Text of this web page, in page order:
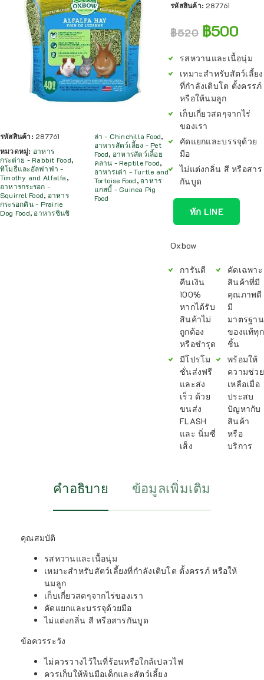
รหัสสินค้า: 287761
หมวดหมู่: อาหาร
กระต่าย - Rabbit Food,
ทิโมธีและอัลฟาฟ่า -
Timothy and Alfalfa,
อาหารกระรอก -
Squirrel Food, อาหาร
กระรอกดิน - Prairie
Dog Food, อาหารชินชิ
ล่า - Chinchilla Food,
อาหารสัตว์เลี้ยง - Pet
Food, อาหารสัตว์เลี้อย
คลาน - Reptile Food,
อาหารเต่า - Turtle and
Tortoise Food, อาหาร
แกสบี้ - Guinea Pig
Food
รหัสสินค้า: 287761
฿520 ฿500
รสหวานและเนื้อนุ่ม
เหมาะสำหรับสัตว์เลี้ยง
ที่กำลังเติบโต ตั้งครรภ์
หรือให้นมลูก
เก็บเกี่ยวสดๆจากไร่
ของเรา
คัดแยกและบรรจุด้วย
มือ
ไม่แต่งกลิ่น สี หรือสาร
กันบูด
ทัก LINE
Oxbow
การันตี
คืนเงิน
100%
หากได้รับ
สินค้าไม่
ถูกต้อง
หรือชำรุด
มีโปรโม
ชั่นส่งฟรี
และส่ง
เร็ว ด้วย
ขนส่ง
FLASH
และ นิ่มซี่
เส็ง
คัดเฉพาะ
สินค้าที่มี
คุณภาพดี
มี
มาตรฐาน
ของแท้ทุก
ชิ้น
พร้อมให้
ความช่วย
เหลือเมื่อ
ประสบ
ปัญหากับ
สินค้า
หรือ
บริการ
คำอธิบาย ข้อมูลเพิ่มเติม
คุณสมบัติ
รสหวานและเนื้อนุ่ม
เหมาะสำหรับสัตว์เลี้ยงที่กำลังเติบโต ตั้งครรภ์ หรือให้
นมลูก
เก็บเกี่ยวสดๆจากไร่ของเรา
คัดแยกและบรรจุด้วยมือ
ไม่แต่งกลิ่น สี หรือสารกันบูด
ข้อควรระวัง
ไม่ควรวางไว้ในที่ร้อนหรือใกล้เปลวไฟ
ควรเก็บให้พ้นมือเด็กและสัตว์เลี้ยง